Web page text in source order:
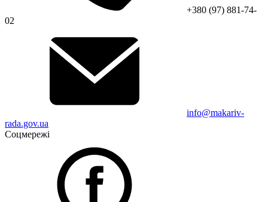
+380 (97) 881-74-
02
info@makariv-
rada.gov.ua
Соцмережі